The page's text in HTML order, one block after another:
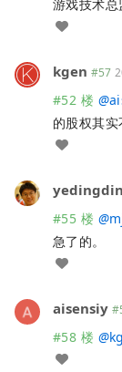
游戏技术总
kgen #57
#52 楼 @
的股权其实
#55 楼 @
急了的。
aisensiy
#58 楼 @